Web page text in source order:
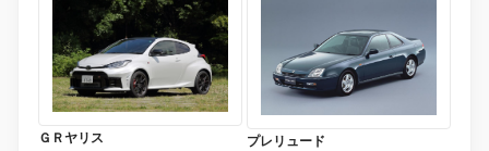
ＧＲヤリス プレリュード